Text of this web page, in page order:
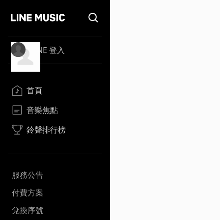
LINE 登入
首頁
音樂焦點
鈴聲排行榜
服務公告
付費方案
兌換序號